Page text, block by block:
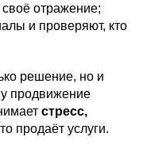
своё отражение;
и проверяют, кто
решение, но и
продвижение
стресс,
продаёт услуги.